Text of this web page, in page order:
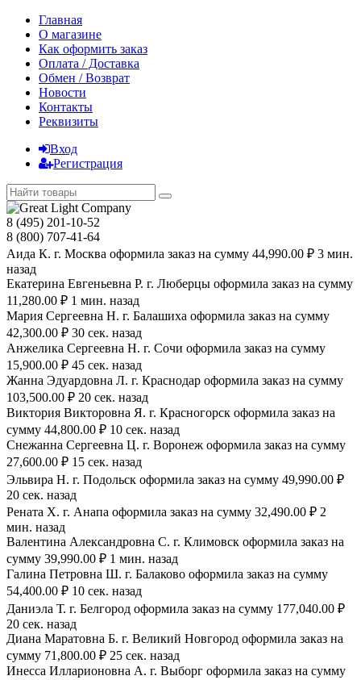
Главная
О магазине
Как оформить заказ
Оплата / Доставка
Обмен / Возврат
Новости
Контакты
Реквизиты
Вход
Регистрация
8 (495) 201-10-52
8 (800) 707-41-64
Аида К. г. Москва оформила заказ на сумму 44,990.00 ₽ 3 мин.
назад
Екатерина Евгеньевна Р. г. Люберцы оформила заказ на сумму
11,280.00 ₽ 1 мин. назад
Мария Сергеевна H. г. Балашиха оформила заказ на сумму
42,300.00 ₽ 30 сек. назад
Анжелика Сергеевна Н. г. Сочи оформила заказ на сумму
15,900.00 ₽ 45 сек. назад
Жанна Эдуардовна Л. г. Краснодар оформила заказ на сумму
103,500.00 ₽ 20 сек. назад
Виктория Викторовна Я. г. Красногорск оформила заказ на
сумму 44,800.00 ₽ 10 сек. назад
Снежанна Сергеевна Ц. г. Воронеж оформила заказ на сумму
27,600.00 ₽ 15 сек. назад
Эльвира Н. г. Подольск оформила заказ на сумму 49,990.00 ₽
20 сек. назад
Рената Х. г. Анапа оформила заказ на сумму 32,490.00 ₽ 2
мин. назад
Валентина Александровна С. г. Климовск оформила заказ на
сумму 39,990.00 ₽ 1 мин. назад
Галина Петровна Ш. г. Балаково оформила заказ на сумму
54,400.00 ₽ 10 сек. назад
Даниэла Т. г. Белгород оформила заказ на сумму 177,040.00 ₽
20 сек. назад
Диана Маратовна Б. г. Великий Новгород оформила заказ на
сумму 71,800.00 ₽ 25 сек. назад
Инесса Илларионовна А. г. Выборг оформила заказ на сумму